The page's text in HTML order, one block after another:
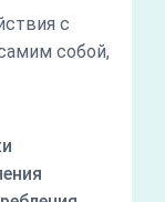
с
собой,